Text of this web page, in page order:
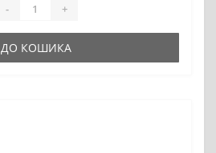
- +
ДО КОШИКА